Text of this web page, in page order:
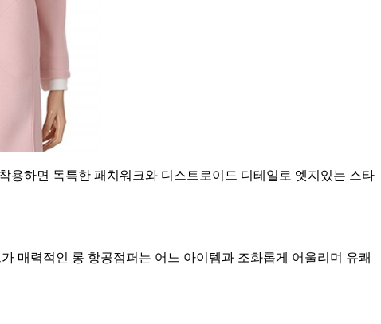
용하면 독특한 패치워크와 디스트로이드 디테일로 엣지있는 스타
매력적인 롱 항공점퍼는 어느 아이템과 조화롭게 어울리며 유쾌